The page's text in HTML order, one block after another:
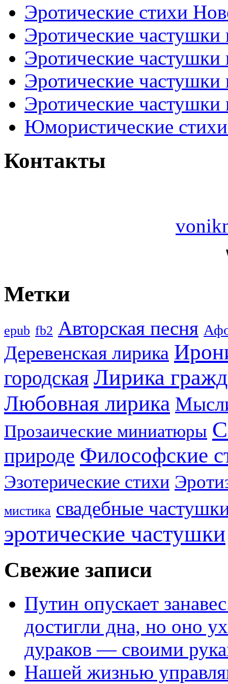
Эротические стихи
Эротические
Эротические
Эротические
Эротические
Юмористические
Контакты
Метки
epub fb2 Авторская песня
Деревенская лирика
городская Лирика
Любовная лирика
Прозаические миниатюры
природе Философские
Эзотерические стихи
мистика свадебные
эротические частушки
Свежие записи
Путин опускает
достигли дна, но оно
дураков — своими
Нашей жизнью